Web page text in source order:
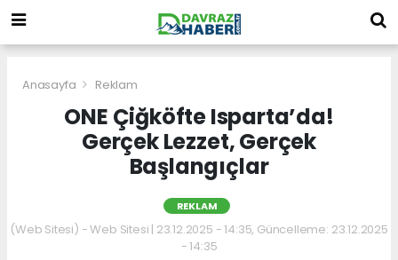
Anasayfa Reklam
ONE Çiğköfte Isparta’da!
Gerçek Lezzet, Gerçek
Başlangıçlar
REKLAM
(Web Sitesi) - Web Sitesi | 23.12.2025 - 14:35, Güncelleme: 23.12.2025
- 14:35